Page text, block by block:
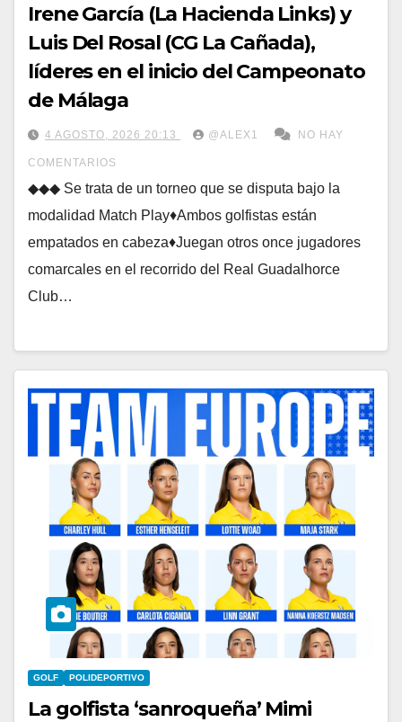
Irene García (La Hacienda Links) y
Luis Del Rosal (CG La Cañada),
líderes en el inicio del Campeonato
de Málaga
4 AGOSTO, 2026 20:13 @ALEX1 NO HAY
COMENTARIOS
◆◆◆ Se trata de un torneo que se disputa bajo la
modalidad Match Play♦Ambos golfistas están
empatados en cabeza♦Juegan otros once jugadores
comarcales en el recorrido del Real Guadalhorce
Club…
GOLF POLIDEPORTIVO
La golfista ‘sanroqueña’ Mimi